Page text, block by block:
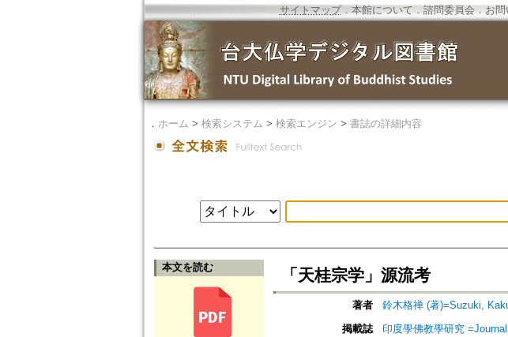
サイトマップ．本館について ． 諮問委員会． お
． ホーム > 検索システム > 検索エンジン > 書誌の詳細内容
本文を読む 「天桂宗学」源流考
著者
鈴木格禅 (著)=Suzuki,
掲載誌
印度學佛教學研究